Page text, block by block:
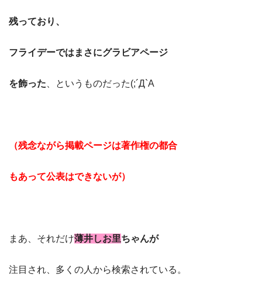
残っており、
フライデーではまさにグラビアページ
を飾った 、というものだった(;´Д`A
（残念ながら掲載ページは著作権の都合
もあって公表はできないが）
まあ、それだけ薄井しお里ちゃんが
注目され、多くの人から検索されている。